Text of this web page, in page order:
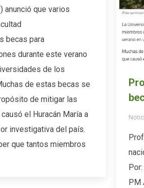
anunció que varios
becas para
durante este verano
de los
de estas becas se
de mitigar las
el Huracán María a
investigativa del país.
que tantos miembros
PM